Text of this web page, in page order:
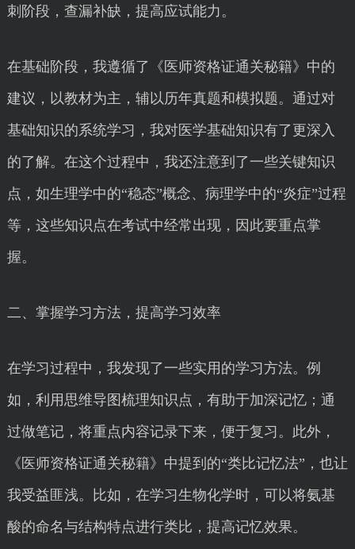
刺阶段，查漏补缺，提高应试能力。
在基础阶段，我遵循了《医师资格证通关秘籍》中的
建议，以教材为主，辅以历年真题和模拟题。通过对
基础知识的系统学习，我对医学基础知识有了更深入
的了解。在这个过程中，我还注意到了一些关键知识
点，如生理学中的“稳态”概念、病理学中的“炎症”过程
等，这些知识点在考试中经常出现，因此要重点掌
握。
二、掌握学习方法，提高学习效率
在学习过程中，我发现了一些实用的学习方法。例
如，利用思维导图梳理知识点，有助于加深记忆；通
过做笔记，将重点内容记录下来，便于复习。此外，
《医师资格证通关秘籍》中提到的“类比记忆法”，也让
我受益匪浅。比如，在学习生物化学时，可以将氨基
酸的命名与结构特点进行类比，提高记忆效果。